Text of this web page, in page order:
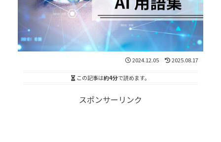
2024.12.05 2025.08.17
この記事は約4分で読めます。
スポンサーリンク